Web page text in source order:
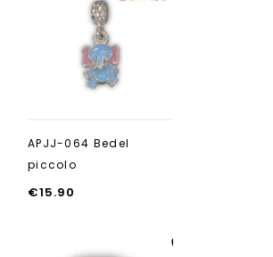
APJJ-064 Bedel
piccolo
€15.90